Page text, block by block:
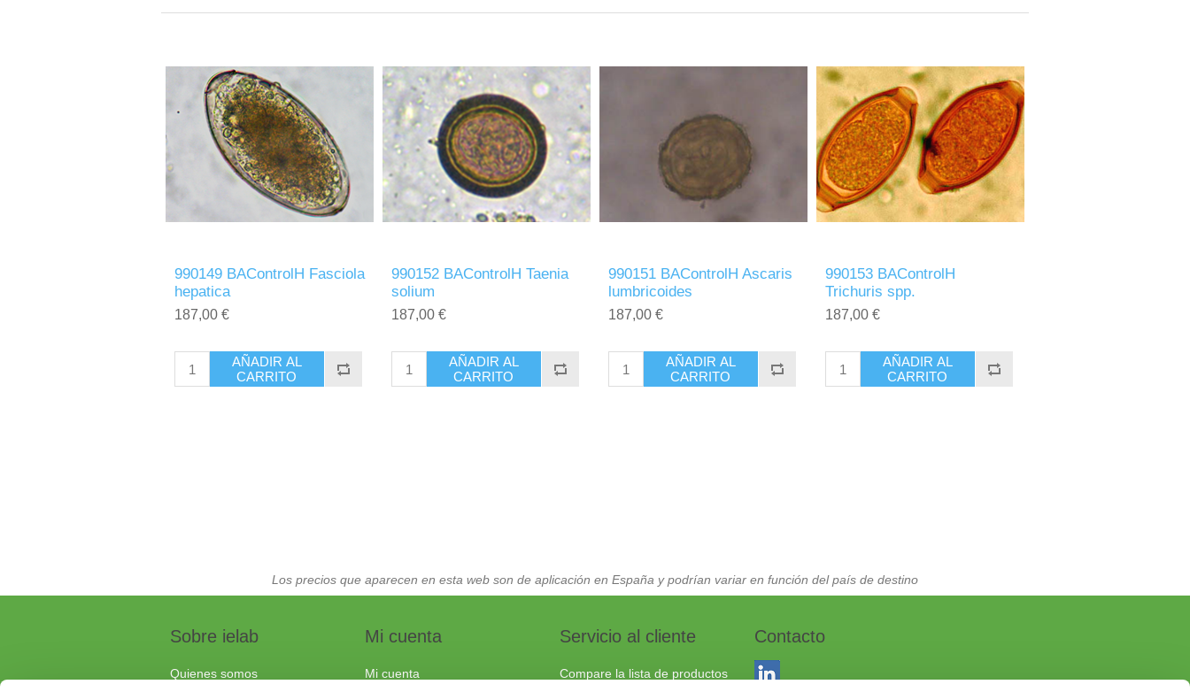
990149 BAControlH Fasciola
hepatica
187,00 €
AÑADIR AL
CARRITO
990152 BAControlH Taenia
solium
187,00 €
AÑADIR AL
CARRITO
990151 BAControlH Ascaris
lumbricoides
187,00 €
AÑADIR AL
CARRITO
990153 BAControlH
Trichuris spp.
187,00 €
AÑADIR AL
CARRITO
Los precios que aparecen en esta web son de aplicación en España y podrían variar en función del país de destino
Sobre ielab
Quienes somos
Mi cuenta
Mi cuenta
Servicio al cliente
Compare la lista de productos
Contacto